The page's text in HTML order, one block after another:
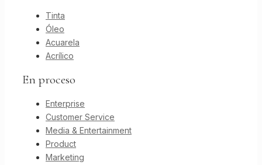
Tinta
Óleo
Acuarela
Acrílico
En proceso
Enterprise
Customer Service
Media & Entertainment
Product
Marketing